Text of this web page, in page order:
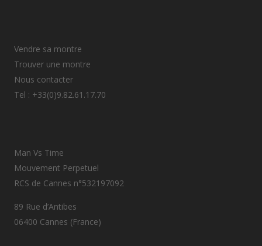
Vendre sa montre
Trouver une montre
Nous contacter
Tel : +33(0)9.82.61.17.70
Man Vs Time
Mouvement Perpetuel
RCS de Cannes n°532197092
89 Rue d’Antibes
06400 Cannes (France)